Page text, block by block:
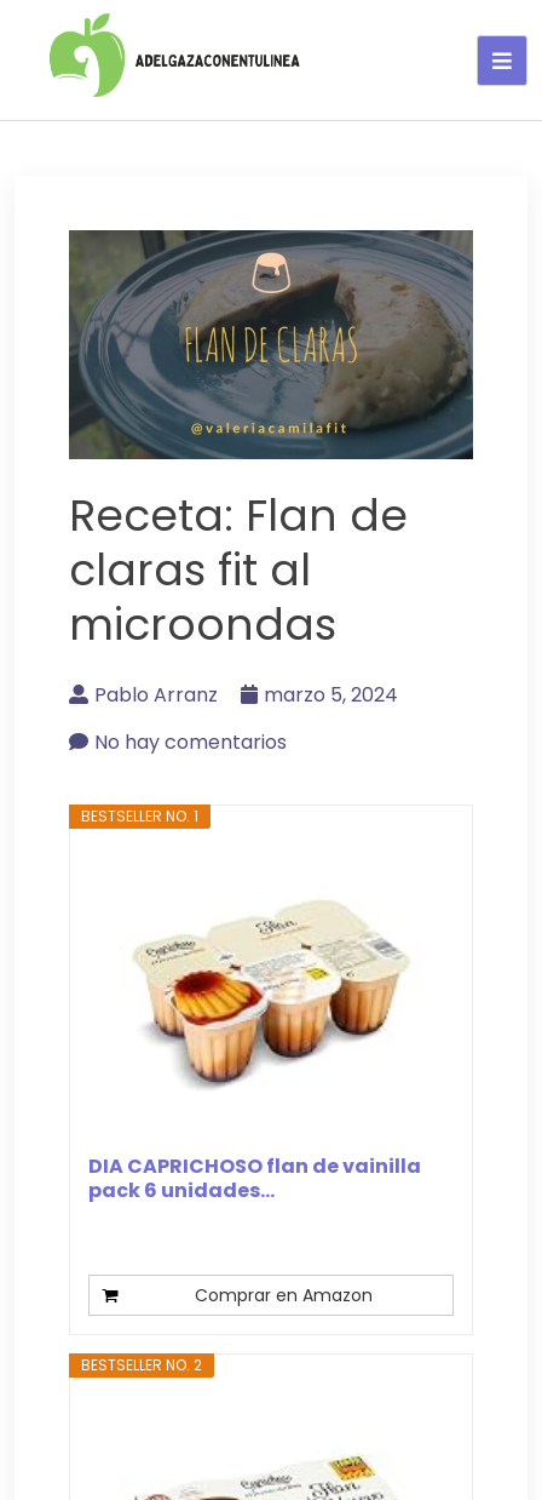
Receta: Flan de
claras fit al
microondas
Pablo Arranz
marzo 5, 2024
No hay comentarios
BESTSELLER NO. 1
DIA CAPRICHOSO flan de vainilla
pack 6 unidades...
Comprar en Amazon
BESTSELLER NO. 2